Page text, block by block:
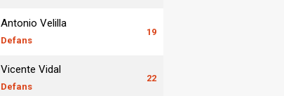
Antonio Velilla
Defans
19
Vicente Vidal
Defans
22